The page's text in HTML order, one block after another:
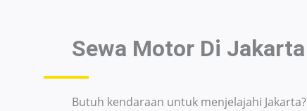
Sewa Motor Di Jakarta
Butuh kendaraan untuk menjelajahi Jakarta?